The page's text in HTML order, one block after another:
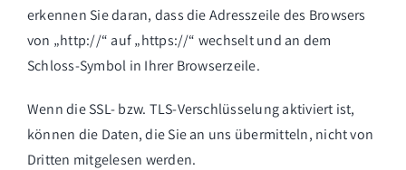
erkennen Sie daran, dass die Adresszeile des Browsers
von „http://“ auf „https://“ wechselt und an dem
Schloss-Symbol in Ihrer Browserzeile.
Wenn die SSL- bzw. TLS-Verschlüsselung aktiviert ist,
können die Daten, die Sie an uns übermitteln, nicht von
Dritten mitgelesen werden.